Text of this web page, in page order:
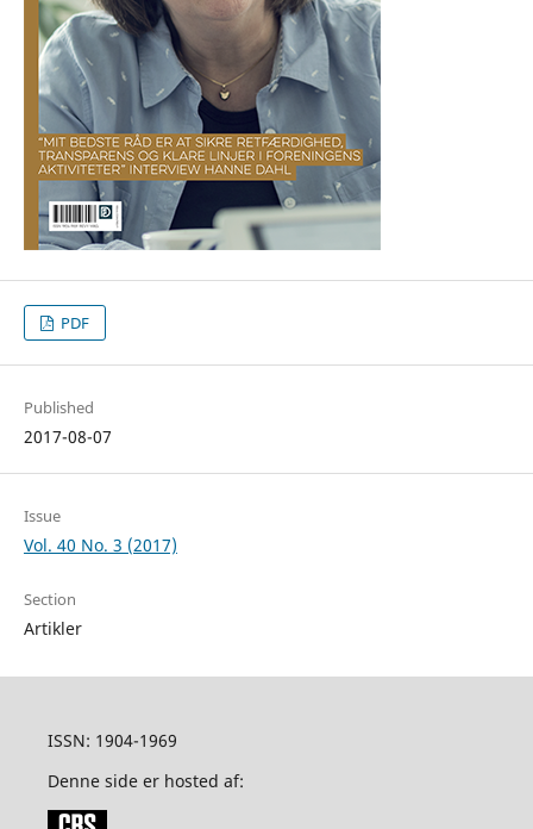
PDF
Published
2017-08-07
Issue
Vol. 40 No. 3 (2017)
Section
Artikler
ISSN: 1904-1969
Denne side er hosted af: